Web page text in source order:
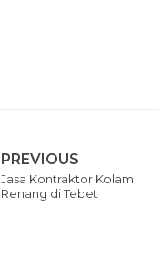
PREVIOUS
Jasa Kontraktor Kolam
Renang di Tebet